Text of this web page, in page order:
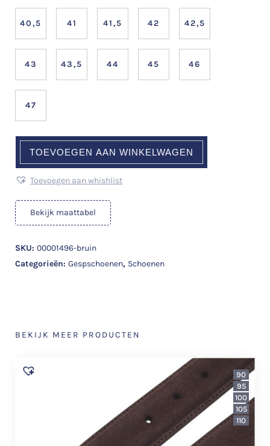
40,5 41 41,5 42 42,5
43 43,5 44 45 46
47
TOEVOEGEN AAN WINKELWAGEN
Toevoegen aan whishlist
Bekijk maattabel
SKU: 00001496-bruin
Categorieën: Gespschoenen, Schoenen
BEKIJK MEER PRODUCTEN
90
95
100
105
110